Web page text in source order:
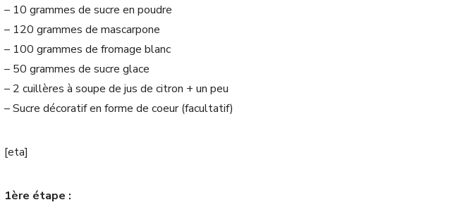
– 10 grammes de sucre en poudre
– 120 grammes de mascarpone
– 100 grammes de fromage blanc
– 50 grammes de sucre glace
– 2 cuillères à soupe de jus de citron + un peu
– Sucre décoratif en forme de coeur (facultatif)
[eta]
1ère étape :